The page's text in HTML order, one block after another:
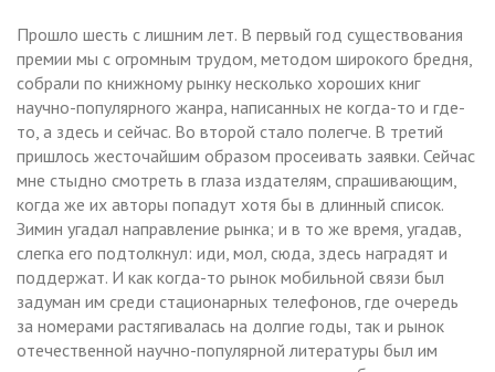
Прошло шесть с лишним лет. В первый год существования
премии мы с огромным трудом, методом широкого бредня,
собрали по книжному рынку несколько хороших книг
научно-популярного жанра, написанных не когда-то и где-
то, а здесь и сейчас. Во второй стало полегче. В третий
пришлось жесточайшим образом просеивать заявки. Сейчас
мне стыдно смотреть в глаза издателям, спрашивающим,
когда же их авторы попадут хотя бы в длинный список.
Зимин угадал направление рынка; и в то же время, угадав,
слегка его подтолкнул: иди, мол, сюда, здесь наградят и
поддержат. И как когда-то рынок мобильной связи был
задуман им среди стационарных телефонов, где очередь
за номерами растягивалась на долгие годы, так и рынок
отечественной научно-популярной литературы был им